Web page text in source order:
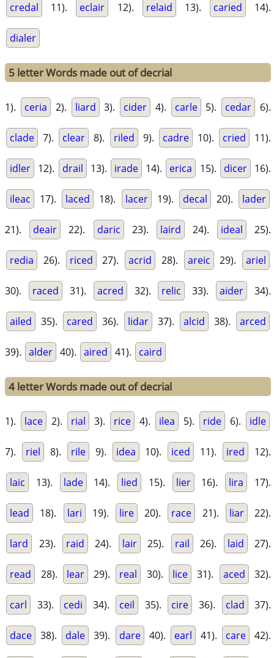
credal 11). eclair 12). relaid 13). caried 14).
dialer
5 letter Words made out of decrial
1). ceria 2). liard 3). cider 4). carle 5). cedar 6).
clade 7). clear 8). riled 9). cadre 10). cried 11).
idler 12). drail 13). irade 14). erica 15). dicer 16).
ileac 17). laced 18). lacer 19). decal 20). lader
21). deair 22). daric 23). laird 24). ideal 25).
redia 26). riced 27). acrid 28). areic 29). ariel
30). raced 31). acred 32). relic 33). aider 34).
ailed 35). cared 36). lidar 37). alcid 38). arced
39). alder 40). aired 41). caird
4 letter Words made out of decrial
1). lace 2). rial 3). rice 4). ilea 5). ride 6). idle
7). riel 8). rile 9). idea 10). iced 11). ired 12).
laic 13). lade 14). lied 15). lier 16). lira 17).
lead 18). lari 19). lire 20). race 21). liar 22).
lard 23). raid 24). lair 25). rail 26). laid 27).
read 28). lear 29). real 30). lice 31). aced 32).
carl 33). cedi 34). ceil 35). cire 36). clad 37).
dace 38). dale 39). dare 40). earl 41). care 42).